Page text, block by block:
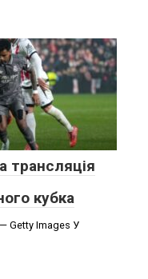
трансляція
кубка
Getty Images У